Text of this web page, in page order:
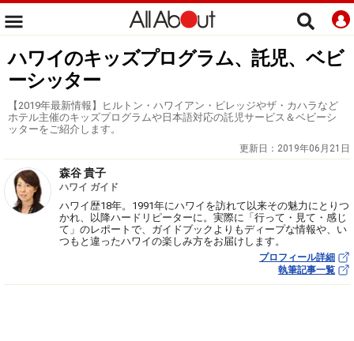
ハワイのキッズプログラム、託児、ベビ
ーシッター
【2019年最新情報】ヒルトン・ハワイアン・ビレッジやザ・カハラなど
ホテル主催のキッズプログラムや日本語対応の託児サービス＆ベビーシ
ッターをご紹介します。
更新日： 2019年06月21日
森谷 貴子
ハワイ ガイド
ハワイ歴18年。1991年にハワイを訪れて以来その魅力にとりつ
かれ、以降ハードリピーターに。実際に「行って・見て・感じ
て」のレポートで、ガイドブックよりもディープな情報や、い
つもと違ったハワイの楽しみ方をお届けします。
プロフィール詳細
執筆記事一覧